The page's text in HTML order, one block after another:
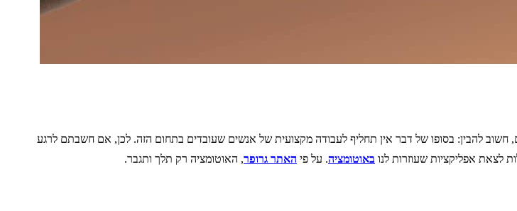
חשוב להבין: בסופו של דבר אין תחליף לעבודה מקצועית של אנשים שעובדים בתחום הזה. לכן, אם חשבתם לרגע
לצאת אפליקציות שעוזרות לנו באוטומציה. על פי האתר גרופר, האוטומציה רק תלך ותגבר.